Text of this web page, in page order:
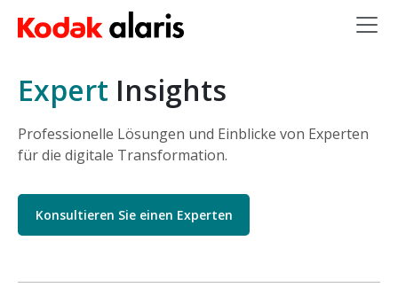
Skip to main content
Expert Insights
Professionelle Lösungen und Einblicke von Experten
für die digitale Transformation.
Konsultieren Sie einen Experten